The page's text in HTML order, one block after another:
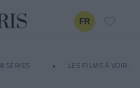
FR
SÉRIES LES FILMS À VOIR